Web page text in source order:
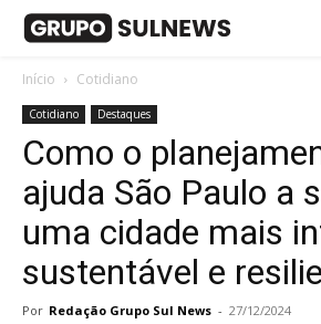
Início Cotidiano
Cotidiano Destaques
Como o
ajuda São Paulo a
uma cidade mais
sustentável e
Por Redação Grupo Sul News - 27/12/2024